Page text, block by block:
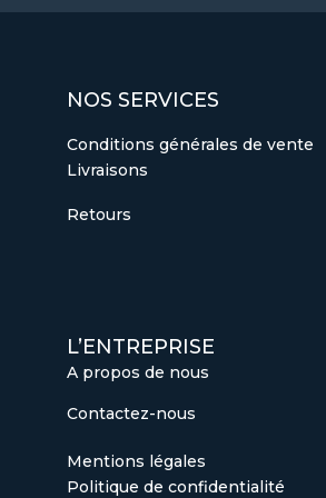
Conditions générales de vente
Livraisons
NOS SERVICES
Retours
Contactez-nous
A propos de nous
L’ENTREPRISE
Mentions légales
Politique de confidentialité